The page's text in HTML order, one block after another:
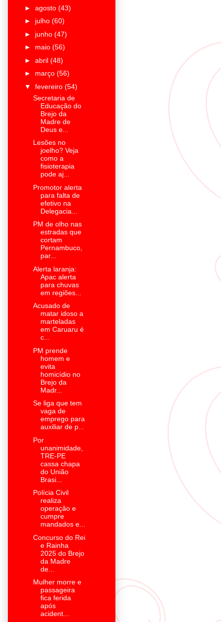
► agosto (43)
► julho (60)
► junho (47)
► maio (56)
► abril (48)
► março (56)
▼ fevereiro (54)
Secretaria de
Educação do
Brejo da
Madre de
Deus e...
Lesões no
joelho? Veja
como a
fisioterapia
pode aj...
Promotor alerta
para falta de
efetivo na
Delegacia...
PM de olho nas
estradas que
cortam
Pernambuco,
par...
Alerta laranja:
Apac alerta
para chuvas
em regiões...
Acusado de
matar idoso a
marteladas
em Caruaru é
c...
PM prende
homem e
evita
homicídio no
Brejo da
Madr...
Se liga que tem
vaga de
emprego para
auxiliar de p...
Por
unanimidade,
TRE-PE
cassa chapa
do União
Brasi...
Polícia Civil
realiza
operação e
cumpre
mandados e...
Concurso do Rei
e Rainha
2025 do Brejo
da Madre
de...
Mulher morre e
passageira
fica ferida
após
acident...